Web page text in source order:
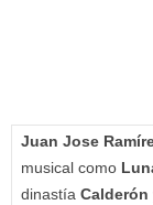
Juan Jose
musical como
dinastía Calderón